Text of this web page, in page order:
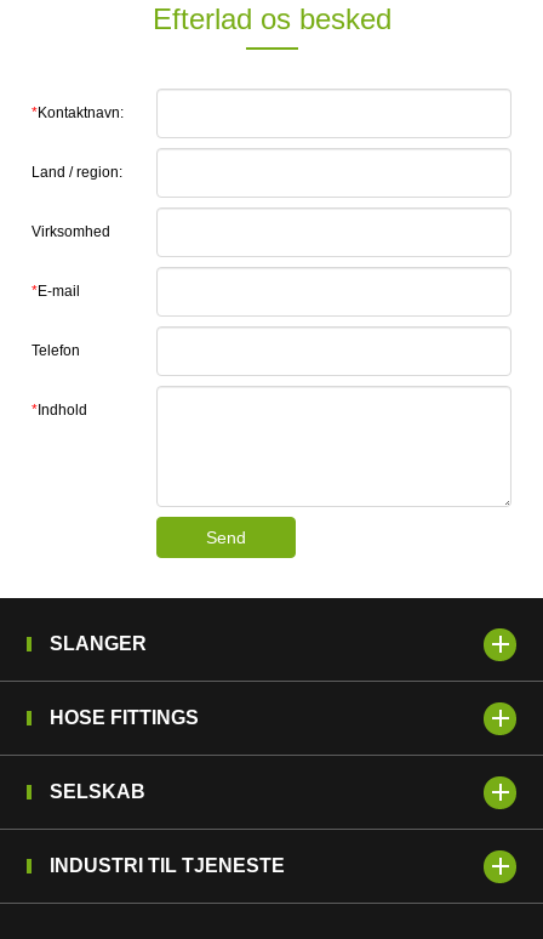
Efterlad os besked
*Kontaktnavn:
Land / region:
Virksomhed
*E-mail
Telefon
*Indhold
Send
SLANGER
HOSE FITTINGS
SELSKAB
INDUSTRI TIL TJENESTE